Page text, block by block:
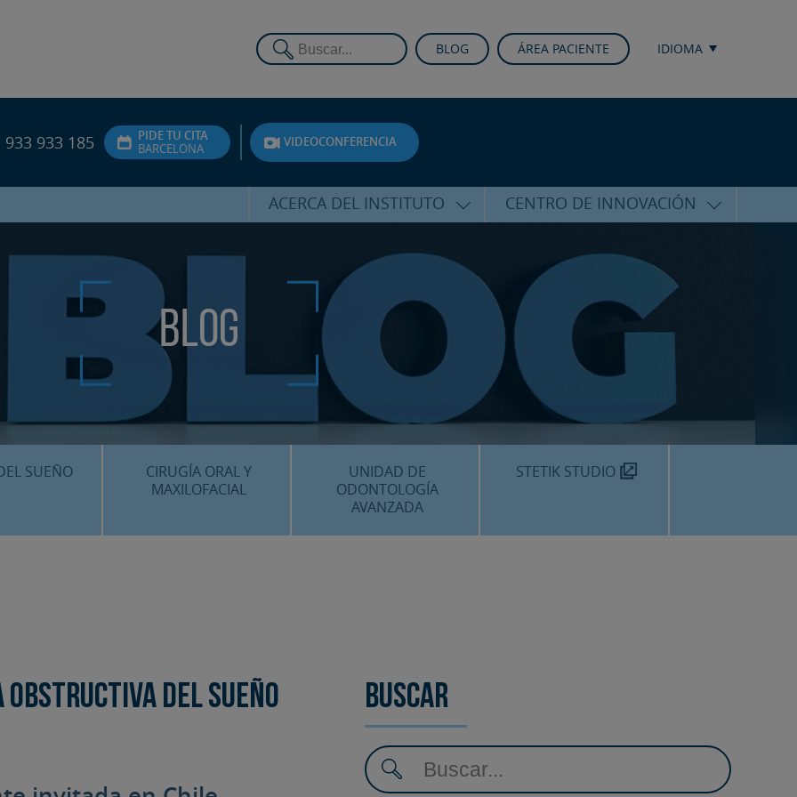
BLOG ÁREA PACIENTE IDIOMA
933 933 185
PIDE TU CITA
BARCELONA
VIDEOCONFERENCIA
ACERCA DEL INSTITUTO
EQUIPO
ATENCIÓN PERSONALIZADA
UNIDAD DE ACOMPAÑAMIENTO
PSICOLÓGICO
SERVICIOS INTERNACIONALES
CENTRO MÉDICO TEKNON
CENTRO DE INNOVACIÓN
CURSOS Y CONFERENCIAS
FORMACIÓN
PUBLICACIONES CIENTÍFICAS
LA VOZ DEL EXPERTO
Blog
SUEÑO
CIRUGÍA ORAL Y
MAXILOFACIAL
UNIDAD DE
ODONTOLOGÍA
AVANZADA
STETIK STUDIO
Obstructiva del Sueño Buscar